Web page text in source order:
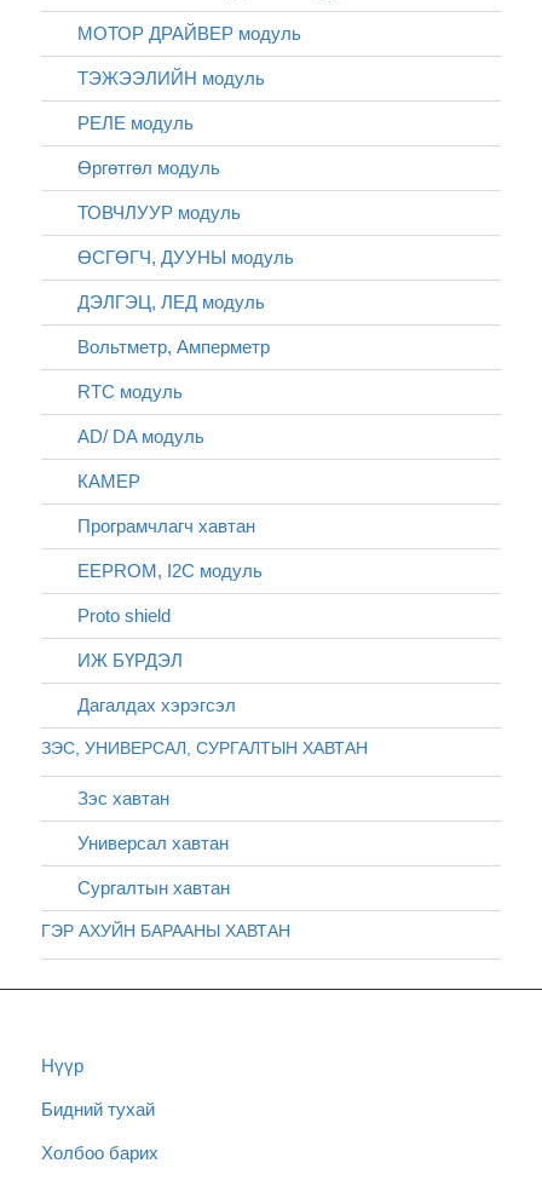
МОТОР ДРАЙВЕР модуль
ТЭЖЭЭЛИЙН модуль
РЕЛЕ модуль
Өргөтгөл модуль
ТОВЧЛУУР модуль
ӨСГӨГЧ, ДУУНЫ модуль
ДЭЛГЭЦ, ЛЕД модуль
Вольтметр, Амперметр
RTC модуль
AD/ DA модуль
КАМЕР
Програмчлагч хавтан
EEPROM, I2C модуль
Proto shield
ИЖ БҮРДЭЛ
Дагалдах хэрэгсэл
ЗЭС, УНИВЕРСАЛ, СУРГАЛТЫН ХАВТАН
Зэс хавтан
Универсал хавтан
Сургалтын хавтан
ГЭР АХУЙН БАРААНЫ ХАВТАН
Нүүр
Бидний тухай
Холбоо барих